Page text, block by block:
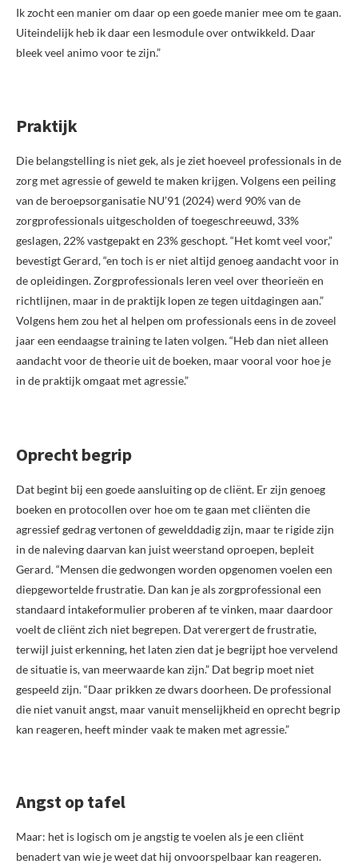
Ik zocht een manier om daar op een goede manier mee om te gaan.
Uiteindelijk heb ik daar een lesmodule over ontwikkeld. Daar
bleek veel animo voor te zijn.”
Praktijk
Die belangstelling is niet gek, als je ziet hoeveel professionals in de
zorg met agressie of geweld te maken krijgen. Volgens een peiling
van de beroepsorganisatie NU’91 (2024) werd 90% van de
zorgprofessionals uitgescholden of toegeschreeuwd, 33%
geslagen, 22% vastgepakt en 23% geschopt. “Het komt veel voor,”
bevestigt Gerard, “en toch is er niet altijd genoeg aandacht voor in
de opleidingen. Zorgprofessionals leren veel over theorieën en
richtlijnen, maar in de praktijk lopen ze tegen uitdagingen aan.”
Volgens hem zou het al helpen om professionals eens in de zoveel
jaar een eendaagse training te laten volgen. “Heb dan niet alleen
aandacht voor de theorie uit de boeken, maar vooral voor hoe je
in de praktijk omgaat met agressie.”
Oprecht begrip
Dat begint bij een goede aansluiting op de cliënt. Er zijn genoeg
boeken en protocollen over hoe om te gaan met cliënten die
agressief gedrag vertonen of gewelddadig zijn, maar te rigide zijn
in de naleving daarvan kan juist weerstand oproepen, bepleit
Gerard. “Mensen die gedwongen worden opgenomen voelen een
diepgewortelde frustratie. Dan kan je als zorgprofessional een
standaard intakeformulier proberen af te vinken, maar daardoor
voelt de cliënt zich niet begrepen. Dat verergert de frustratie,
terwijl juist erkenning, het laten zien dat je begrijpt hoe vervelend
de situatie is, van meerwaarde kan zijn.” Dat begrip moet niet
gespeeld zijn. “Daar prikken ze dwars doorheen. De professional
die niet vanuit angst, maar vanuit menselijkheid en oprecht begrip
kan reageren, heeft minder vaak te maken met agressie.”
Angst op tafel
Maar: het is logisch om je angstig te voelen als je een cliënt
benadert van wie je weet dat hij onvoorspelbaar kan reageren.